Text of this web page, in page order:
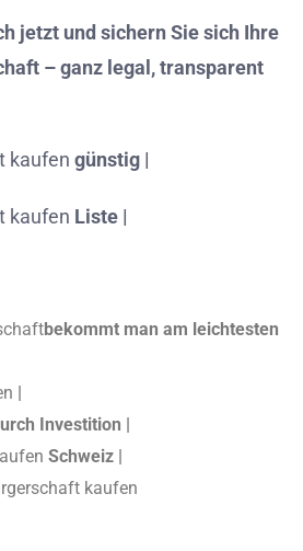
jetzt und sichern Siesich Ihre
–ganz legal,transparent
kaufen günstig |
kaufen Liste |
bekommt man am leichtesten
|
Investition |
Schweiz |
kaufen